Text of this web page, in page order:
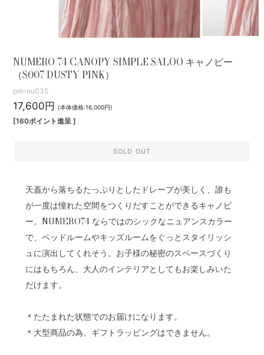
NUMERO 74 CANOPY SIMPLE SALOO キャノピー
（S007 DUSTY PINK）
pm-nu035
17,600円 (本体価格:16,000円)
[160ポイント進呈 ]
SOLD OUT
天蓋から落ちるたっぷりとしたドレープが美しく、誰も
が一度は憧れた空間をつくりだすことができるキャノピ
ー。NUMERO74 ならではのシックなニュアンスカラー
で、ベッドルームやキッズルームをぐっとスタイリッシ
ュに演出してくれそう。お子様の秘密のスペースづくり
にはもちろん、大人のインテリアとしてもお楽しみいた
だけます。
＊たたまれた状態でのお届けになります。
＊大型商品の為、ギフトラッピングはできません。